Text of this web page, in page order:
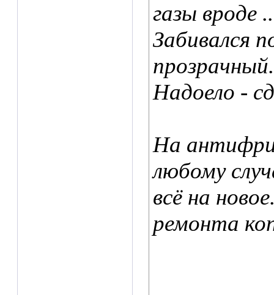
газы вроде
Забивался
прозрачный.
Надоело -
На
любому
всё на
ремонта